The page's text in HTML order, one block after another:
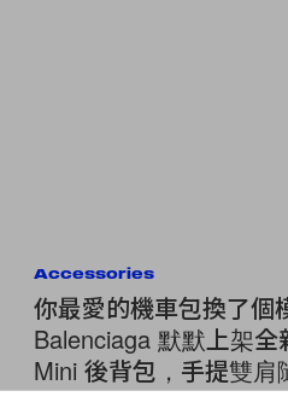
Accessories
你最愛的機車包換了個
Balenciaga 默默上架全
Mini 後背包，手提雙肩
換！